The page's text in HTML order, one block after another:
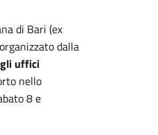
di Bari (ex
dalla
uffici
nello
8 e